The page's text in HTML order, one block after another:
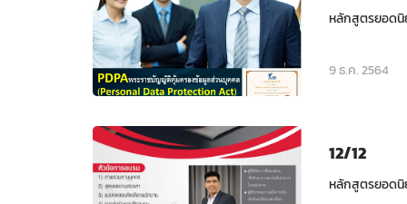
หลักสูตรยอด
9 ธ.ค. 2564
12/12
หลักสูตรยอด